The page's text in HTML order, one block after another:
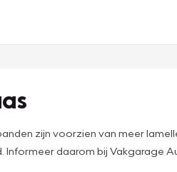
zijn voorzien van meer
daarom bij Vakgarage